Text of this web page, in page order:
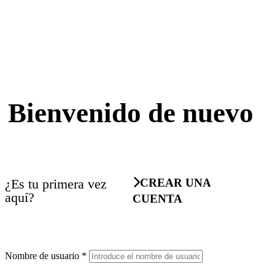
Bienvenido de nuevo
¿Es tu primera vez
aquí?
CREAR UNA
CUENTA
Nombre de usuario *